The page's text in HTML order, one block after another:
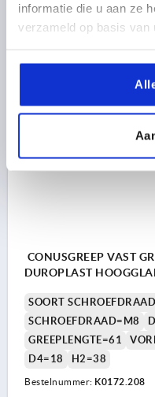
informatie die u aan ze
verzameld op basis van
Bestelnummer: K0172.206
CONUSGREEP VAST
DUROPLAST
SOORT
SCHROEFDRAAD=M8
GREEPLENGTE=61
D4=18
H2=38
Bestelnummer: K0172.208